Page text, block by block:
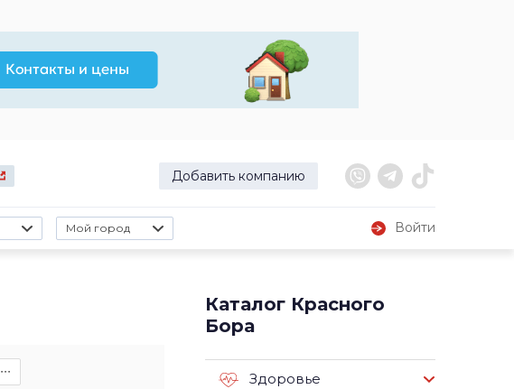
Добавить компанию
Мой город
Войти
∙∙∙
Каталог Красного
Бора
Здоровье